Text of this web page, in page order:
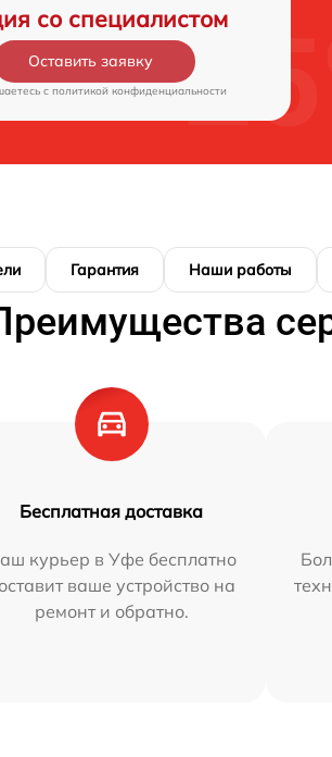
со специалистом
Оставить заявку
c политикой конфиденциальности
Гарантия Наши работы
Бесплатная доставка
курьер в Уфе бесплатно
ваше устройство на
ремонт и обратно.